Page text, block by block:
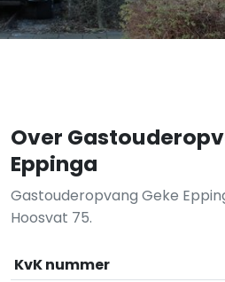
Over
Eppinga
Gastouderopvang Geke
Hoosvat 75.
KvK nummer